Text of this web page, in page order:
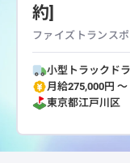
約]
ファイズトランス
小型トラックド
月給275,000円 〜
東京都江戸川区